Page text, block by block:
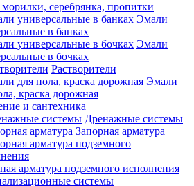
серебрянка, пропитки
Эмали
в банках
Эмали
в бочках
Растворители
Эмали
краска дорожная
и сантехника
Дренажные системы
Запорная арматура
арматура подземного исполнения